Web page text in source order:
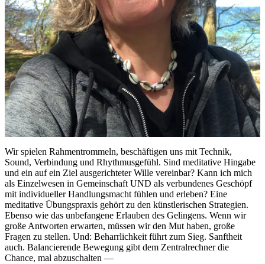
Wir spielen Rahmentrommeln, beschäftigen uns mit Technik,
Sound, Verbindung und Rhythmusgefühl. Sind meditative Hingabe
und ein auf ein Ziel ausgerichteter Wille vereinbar? Kann ich mich
als Einzelwesen in Gemeinschaft UND als verbundenes Geschöpf
mit individueller Handlungsmacht fühlen und erleben? Eine
meditative Übungspraxis gehört zu den künstlerischen Strategien.
Ebenso wie das unbefangene Erlauben des Gelingens. Wenn wir
große Antworten erwarten, müssen wir den Mut haben, große
Fragen zu stellen. Und: Beharrlichkeit führt zum Sieg. Sanftheit
auch. Balancierende Bewegung gibt dem Zentralrechner die
Chance, mal abzuschalten —